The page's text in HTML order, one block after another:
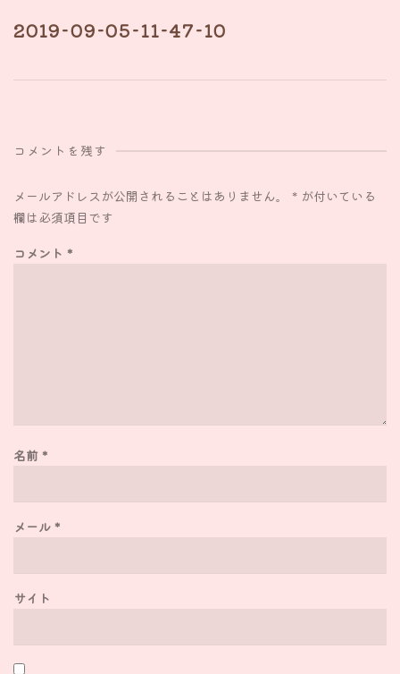
2019-09-05-11-47-10
コメントを残す
メールアドレスが公開されることはありません。 * が付いている
欄は必須項目です
コメント *
名前 *
メール *
サイト